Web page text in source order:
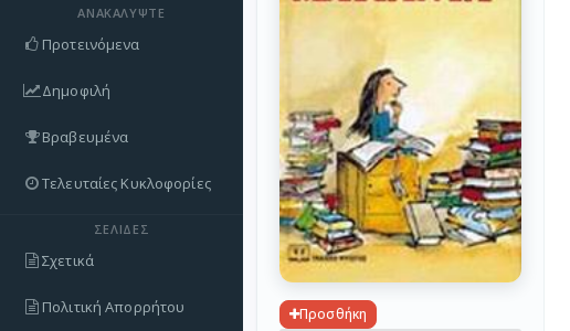
ΑΝΑΚΑΛΎΨΤΕ
Προτεινόμενα
Δημοφιλή
Βραβευμένα
Τελευταίες Κυκλοφορίες
ΣΕΛΊΔΕΣ
Σχετικά
Πολιτική Απορρήτου
Προσθήκη